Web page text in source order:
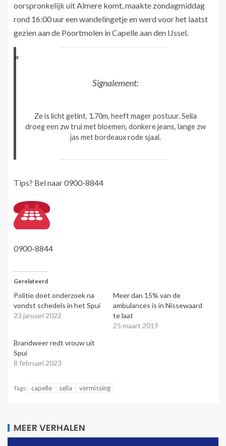
oorspronkelijk uit Almere komt, maakte zondagmiddag
rond 16:00 uur een wandelingetje en werd voor het laatst
gezien aan de Poortmolen in Capelle aan den IJssel.
Signalement:
Ze is licht getint, 1.70m, heeft mager postuur. Selia
droeg een zw trui met bloemen, donkere jeans, lange zw
jas met bordeaux rode sjaal.
Tips? Bel naar 0900-8844
0900-8844
Gerelateerd
Politie doet onderzoek na
vondst schedels in het Spui
23 januari 2022
Meer dan 15% van de
ambulances is in Nissewaard
te laat
25 maart 2019
Brandweer redt vrouw uit
Spui
8 februari 2023
Tags: capelle selia vermissing
MEER VERHALEN